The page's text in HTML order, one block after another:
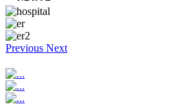
Previous Next